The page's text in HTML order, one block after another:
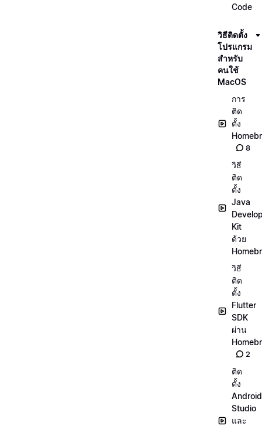
Code
วิธีติดตั้ง
โปรแกรม
สำหรับ
คนใช้
MacOS
การ
ติด
ตั้ง
8
วิธี
ติด
ตั้ง
Java
Kit
ด้วย
วิธี
ติด
ตั้ง
Flutter
SDK
ผ่าน
2
ติด
ตั้ง
Android
Studio
และ